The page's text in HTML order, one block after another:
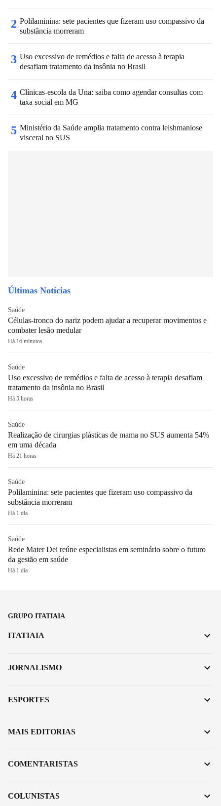
2 Polilaminina: sete pacientes que fizeram uso compassivo da
substância morreram
3 Uso excessivo de remédios e falta de acesso à terapia
desafiam tratamento da insônia no Brasil
4 Clínicas-escola da Una: saiba como agendar consultas com
taxa social em MG
5 Ministério da Saúde amplia tratamento contra leishmaniose
visceral no SUS
Últimas Notícias
Saúde
Células-tronco do nariz podem ajudar a recuperar movimentos e
combater lesão medular
Há 16 minutos
Saúde
Uso excessivo de remédios e falta de acesso à terapia desafiam
tratamento da insônia no Brasil
Há 5 horas
Saúde
Realização de cirurgias plásticas de mama no SUS aumenta 54%
em uma década
Há 21 horas
Saúde
Polilaminina: sete pacientes que fizeram uso compassivo da
substância morreram
Há 1 dia
Saúde
Rede Mater Dei reúne especialistas em seminário sobre o futuro
da gestão em saúde
Há 1 dia
GRUPO ITATIAIA
ITATIAIA
JORNALISMO
ESPORTES
MAIS EDITORIAS
COMENTARISTAS
COLUNISTAS